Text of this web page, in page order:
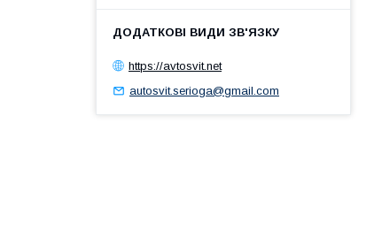
https://avtosvit.net
autosvit.serioga@gmail.com